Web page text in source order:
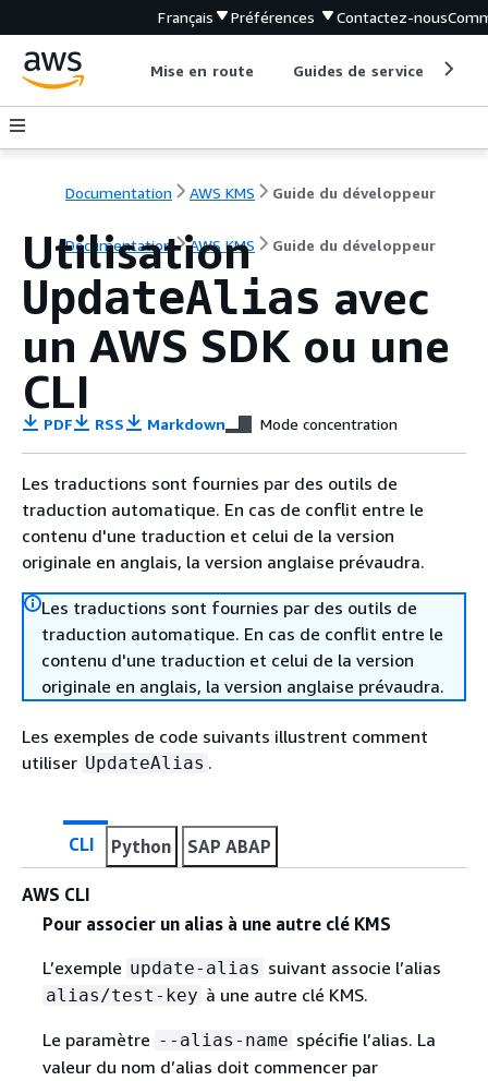
Français Préférences Contactez-nous
Mise en route Guides de service
Documentation AWS KMS Guide du développeur
Documentation AWS KMS Guide du développeur
Utilisation
UpdateAlias avec
un AWS SDK ou une
CLI
PDF RSS Markdown Mode concentration
Les traductions sont fournies par des outils de
traduction automatique. En cas de conflit entre le
contenu d'une traduction et celui de la version
originale en anglais, la version anglaise prévaudra.
Les traductions sont fournies par des outils de
traduction automatique. En cas de conflit entre le
contenu d'une traduction et celui de la version
originale en anglais, la version anglaise prévaudra.
Les exemples de code suivants illustrent comment
utiliser UpdateAlias .
CLI Python SAP ABAP
AWS CLI
Pour associer un alias à une autre clé KMS
L’exemple update-alias suivant associe l’alias
alias/test-key à une autre clé KMS.
Le paramètre --alias-name spécifie l’alias. La
valeur du nom d’alias doit commencer par